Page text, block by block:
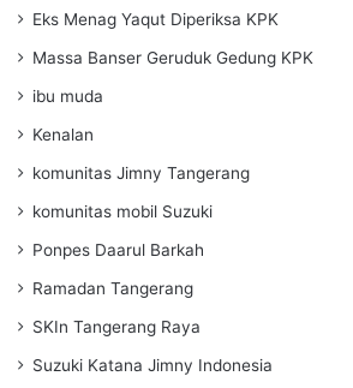
Eks Menag Yaqut Diperiksa KPK
Massa Banser Geruduk Gedung KPK
ibu muda
Kenalan
komunitas Jimny Tangerang
komunitas mobil Suzuki
Ponpes Daarul Barkah
Ramadan Tangerang
SKIn Tangerang Raya
Suzuki Katana Jimny Indonesia